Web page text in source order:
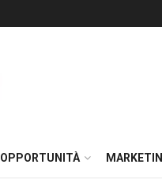
OPPORTUNITÀ